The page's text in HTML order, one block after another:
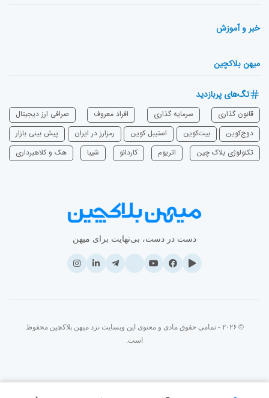
خبر و آموزش
میهن بلاکچین
تگ‌های پربازدید
قانون گذاری سرمایه‌ گذاری افراد معروف
صرافی ارز دیجیتال
دوج‌کوین
بیت‌کوین استیبل کوین رمزارز در ایران
پیش بینی بازار
تکنولوژی بلاک چین
اتریوم ‌کاردانو شیبا هک و کلاهبرداری
دست در دست، بی‌نهایت برای میهن
© ۲۰۲۶ - تمامی حقوق مادی و معنوی این وبسایت نزد میهن بلاکچین محفوظ
است.